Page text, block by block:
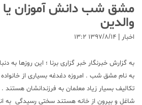
مشق شب دانش آموزان یا
والدین
اخبار | ۱۳۹۷/۸/۱۴ ۱۳:۲
به گزارش خبرنگار خبر گزاری برنا ؛ این روزها به
به نام مشق شب . امروزه دغدغه بسیاری از خانواده
تکالیف بسیار زیاد معلمان به فرزندانشان
شاغل و بیرون از خانه هستند سختی رسیدگی به